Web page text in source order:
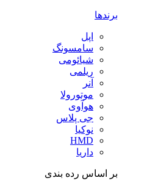
برندها
اپل
سامسونگ
شیائومی
ریلمی
آنر
موتورولا
هوآوی
جی پلاس
نوکیا
HMD
داریا
بر اساس رده بندی